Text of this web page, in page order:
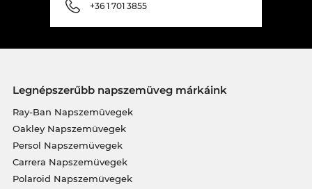
+36 1 701 3855
Legnépszerűbb napszemüveg márkáink
Ray-Ban Napszemüvegek
Oakley Napszemüvegek
Persol Napszemüvegek
Carrera Napszemüvegek
Polaroid Napszemüvegek